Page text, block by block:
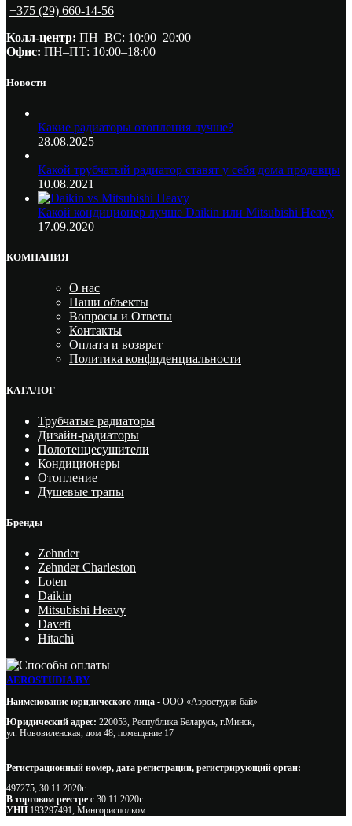
+375 (29) 660-14-56
Колл-центр: ПН–ВС: 10:00–20:00​
Офис: ПН–ПТ: 10:00–18:00
Новости
Какие радиаторы отопления лучше?
28.08.2025
Какой трубчатый радиатор ставят у себя дома продавцы
10.08.2021
Какой кондиционер лучше Daikin или Mitsubishi Heavy
17.09.2020
КОМПАНИЯ
О нас
Наши объекты
Вопросы и Ответы
Контакты
Оплата и возврат
Политика конфиденциальности
КАТАЛОГ
Трубчатые радиаторы
Дизайн-радиаторы
Полотенцесушители
Кондиционеры
Отопление
Душевые трапы
Бренды
Zehnder
Zehnder Charleston
Loten
Daikin
Mitsubishi Heavy
Daveti
Hitachi
AEROSTUDIA.BY
Наименование юридического лица - ООО «Аэростудия бай»
Юридический адрес: 220053, Республика Беларусь, г.Минск,
ул. Нововиленская, дом 48, помещение 17
Регистрационный номер, дата регистрации, регистрирующий орган:
497275, 30.11.2020г.
В торговом реестре с 30.11.2020г.
УНП:193297491, Мингорисполком.